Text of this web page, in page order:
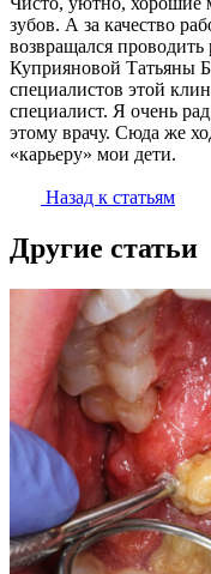
зубов. А за качество
возвращался проводить
Куприяновой Татьяны
специалистов этой
специалист. Я очень
этому врачу. Сюда же
«карьеру» мои дети.
Назад к статьям
Другие статьи